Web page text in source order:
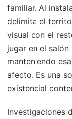
familiar. Al
delimita el
visual con el
jugar en el salón
manteniendo
afecto. Es una
existencial
Investigaciones